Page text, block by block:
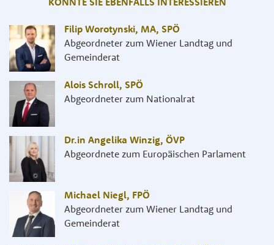
Filip Worotynski, MA, SPÖ
Abgeordneter zum Wiener Landtag und
Gemeinderat
Alois Schroll, SPÖ
Abgeordneter zum Nationalrat
Dr.in Angelika Winzig, ÖVP
Abgeordnete zum Europäischen Parlament
Michael Niegl, FPÖ
Abgeordneter zum Wiener Landtag und
Gemeinderat